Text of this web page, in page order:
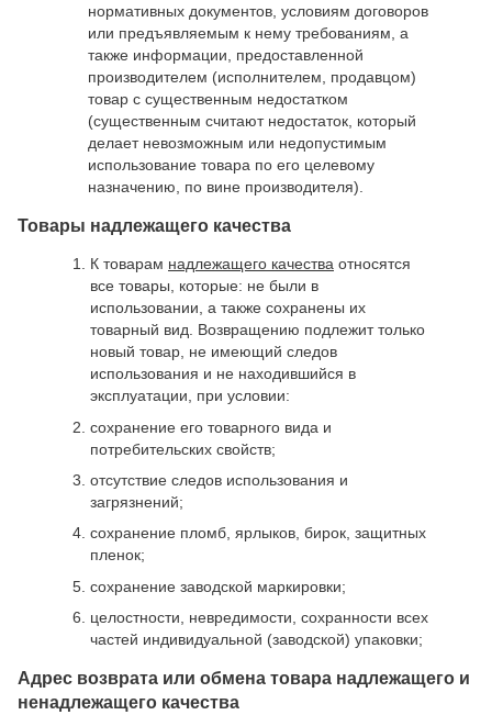
нормативных документов, условиям договоров
или предъявляемым к нему требованиям, а
также информации, предоставленной
производителем (исполнителем, продавцом)
товар с существенным недостатком
(существенным считают недостаток, который
делает невозможным или недопустимым
использование товара по его целевому
назначению, по вине производителя).
Товары надлежащего качества
К товарам надлежащего качества относятся
все товары, которые: не были в
использовании, а также сохранены их
товарный вид. Возвращению подлежит только
новый товар, не имеющий следов
использования и не находившийся в
эксплуатации, при условии:
сохранение его товарного вида и
потребительских свойств;
отсутствие следов использования и
загрязнений;
сохранение пломб, ярлыков, бирок, защитных
пленок;
сохранение заводской маркировки;
целостности, невредимости, сохранности всех
частей индивидуальной (заводской) упаковки;
Адрес возврата или обмена товара надлежащего и
ненадлежащего качества